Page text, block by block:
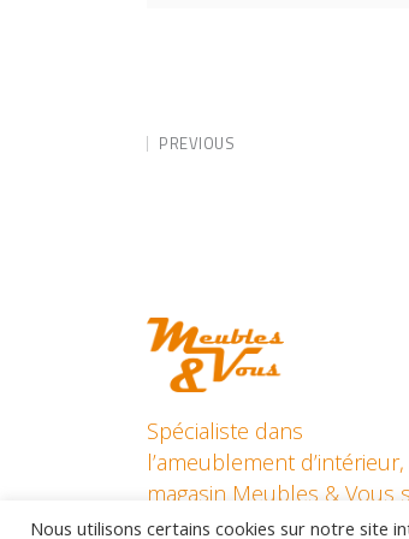
PREVIOUS
Spécialiste dans
l’ameublement
magasin Meubles & Vous
situe à Pineuilh.
Nous utilisons certains cookies sur notre site